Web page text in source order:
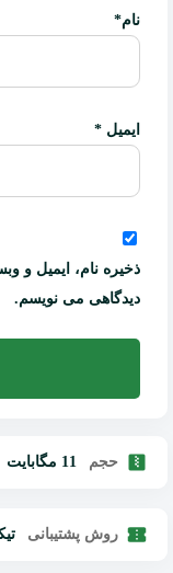
نام*
ایمیل *
ذخیره نام، ایمیل و
دیدگاهی می نویسم.
حجم 11 مگابایت
روش پشتیبانی